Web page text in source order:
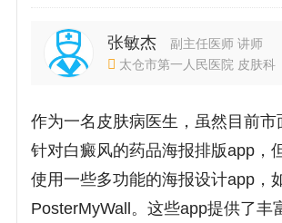
张敏杰
副主任医师 讲师
太仓市第一人民医院 皮肤科
作为一名皮肤病医生，虽然目前市
针对白癜风的药品海报排版app，
使用一些多功能的海报设计app，
PosterMyWall。这些app提供了丰